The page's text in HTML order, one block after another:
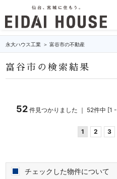
永大ハウス工業 富谷市の不動産
富谷市の検索結果
52 件見つかりました ｜ 52件中 [1
1 2 3
チェックした物件について